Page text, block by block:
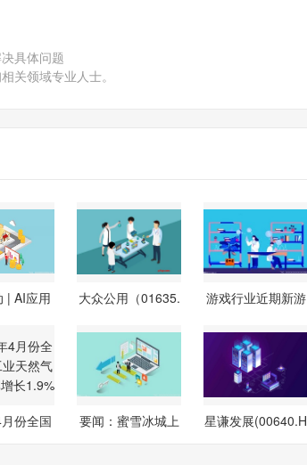
具体问题
关领域专业人士。
| AI应用
大众公用（01635.
游戏行业近期新游
份全国
要闻：蜜雪冰城上
星谦发展(00640.H